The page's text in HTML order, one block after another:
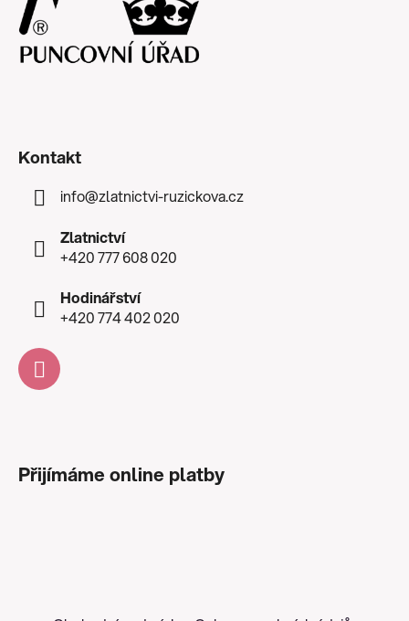
Kontakt
info@zlatnictvi-ruzickova.cz
Zlatnictví
+420 777 608 020
Hodinářství
+420 774 402 020
Přijímáme online platby